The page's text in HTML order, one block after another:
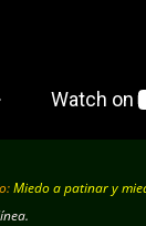
Miedo a patinar y